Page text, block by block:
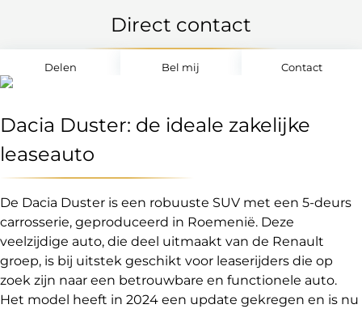
Direct contact
Delen Bel mij Contact
Dacia Duster: de ideale zakelijke
leaseauto
De Dacia Duster is een robuuste SUV met een 5-deurs
carrosserie, geproduceerd in Roemenië. Deze
veelzijdige auto, die deel uitmaakt van de Renault
groep, is bij uitstek geschikt voor leaserijders die op
zoek zijn naar een betrouwbare en functionele auto.
Het model heeft in 2024 een update gekregen en is nu